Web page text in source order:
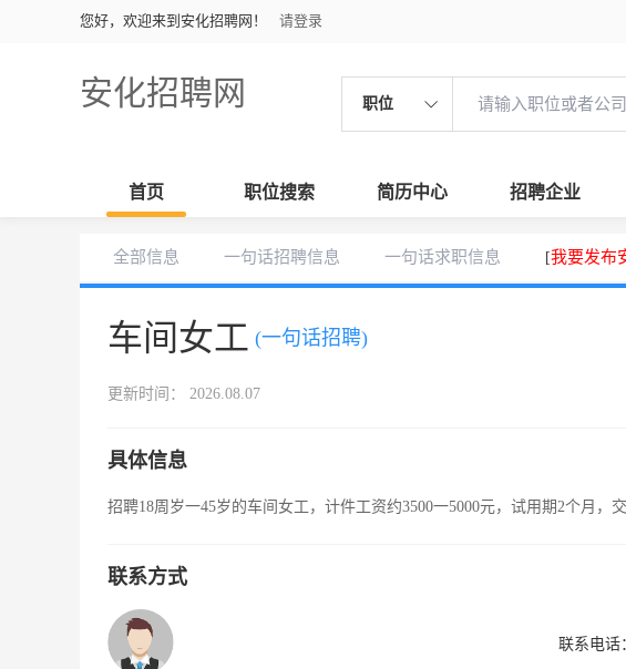
您好，欢迎来到安化招聘网！ 请登录
安化招聘网 职位
首页 职位搜索 简历中心 招聘企业
全部信息 一句话招聘信息 一句话求职信息 [我要发布
车间女工 (一句话招聘)
更新时间： 2026.08.07
具体信息
招聘18周岁一45岁的车间女工，计件工资约3500一5000元，试用期2个月，
联系方式
联系电话